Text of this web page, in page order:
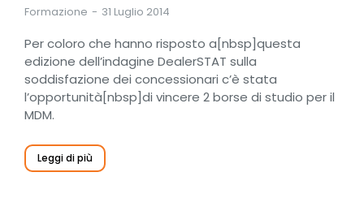
Formazione 31 Luglio 2014
Per coloro che hanno risposto a[nbsp]questa
edizione dell’indagine DealerSTAT sulla
soddisfazione dei concessionari c’è stata
l’opportunità[nbsp]di vincere 2 borse di studio per il
MDM.
Leggi di più